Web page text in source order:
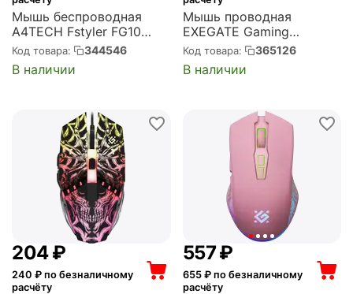
Мышь беспроводная
A4TECH Fstyler FG10
радиоканал, USB, 2000
dpi, оптическая,
оранжевая с чёрным
Код товара: 344546
В наличии
Мышь проводная
EXEGATE Gaming
Standard GML-13 USB,
4000 dpi, лазерная,
чёрная (EX289489RUS)
Код товара: 365126
В наличии
‍204‍₽
240 ₽ по безналичному
расчёту
‍557‍₽
655₽ по безналичному
расчёту